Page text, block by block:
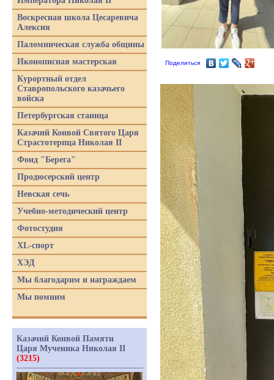
Поделиться
Воскресная школа Цесаревича
Алексия
Паломническая служба общины
Иконописная мастерская
Курортный отдел
Ставропольского казачьего
войска
Петербургская станица
Казачий Конвой Святого Царя
Страстотерпца Николая II
Фонд "Берега"
Продюсерский центр
Невская сечь
Учебно-методический центр
Фотостудия
XL-спорт
ХЭД
Мы благодарим и награждаем
Мы помним
Казачий Конвой Памяти
Царя Мученика Николая II
(3215)